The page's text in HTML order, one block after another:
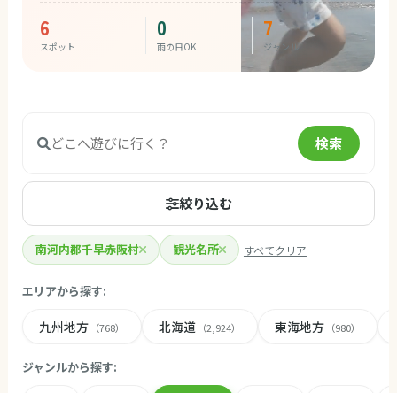
6
スポット
0
雨の日OK
7
ジャンル
検索
絞り込む
南河内郡千早赤阪村 観光名所 すべてクリア
エリアから探す:
九州地方 （768） 北海道 （2,924） 東海地方 （980）
ジャンルから探す: